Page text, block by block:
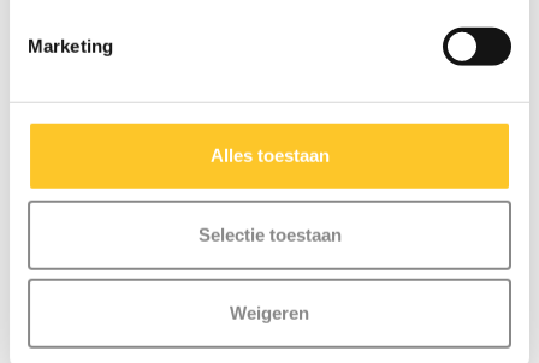
Marketing
Alles toestaan
Selectie toestaan
Weigeren
regenboog